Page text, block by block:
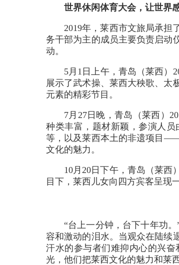
世界休闲体育大会，让世界
2019年，莱西市文旅局承担
务干部为主的成员主要负责启动
动。
5月1日上午，青岛（莱西）
展示了武术操、莱西大秧歌、太
元素的精彩节目。
7月27日晚，青岛（莱西）
种类丰富，题材新颖，参演人
等，以及莱西本土的非遗项目
文化的魅力。
10月20日下午，青岛（莱西
目下，莱西儿女向四方宾客呈现
“台上一分钟，台下十年功
容和激动的泪水。当观众在陆续
汗水的参与者们难抑内心的兴
光，他们把莱西文化的魅力和莱